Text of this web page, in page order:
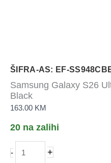
ŠIFRA-AS: EF-
Samsung Galaxy S26
Black
163.00 KM
20 na zalihi
-
Galaxy
+